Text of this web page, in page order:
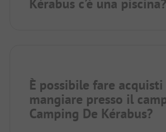
Kérabus c’è una piscina?
È possibile fare acquisti
mangiare presso il
Camping De Kérabus?